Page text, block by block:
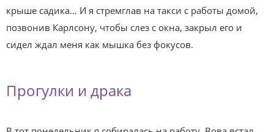
крыше садика… И я стремглав на такси с работы домой,
позвонив Карлсону, чтобы слез с окна, закрыл его и
сидел ждал меня как мышка без фокусов.
Прогулки и драка